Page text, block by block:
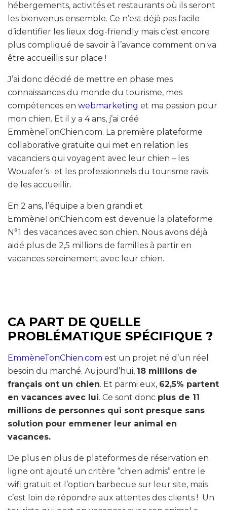
hébergements, activités et restaurants où ils seront
les bienvenus ensemble. Ce n’est déjà pas facile
d’identifier les lieux dog-friendly mais c’est encore
plus compliqué de savoir à l’avance comment on va
être accueillis sur place !
J’ai donc décidé de mettre en phase mes
connaissances du monde du tourisme, mes
compétences en webmarketing et ma passion pour
mon chien. Et il y a 4 ans, j’ai créé
EmmèneTonChien.com. La première plateforme
collaborative gratuite qui met en relation les
vacanciers qui voyagent avec leur chien – les
Wouafer’s- et les professionnels du tourisme ravis
de les accueillir.
En 2 ans, l’équipe a bien grandi et
EmmèneTonChien.com est devenue la plateforme
N°1 des vacances avec son chien. Nous avons déjà
aidé plus de 2,5 millions de familles à partir en
vacances sereinement avec leur chien.
CA PART DE QUELLE
PROBLÉMATIQUE SPÉCIFIQUE ?
EmmèneTonChien.com est un projet né d’un réel
besoin du marché. Aujourd’hui, 18 millions de
français ont un chien. Et parmi eux, 62,5% partent
en vacances avec lui. Ce sont donc plus de 11
millions de personnes qui sont presque sans
solution pour emmener leur animal en
vacances.
De plus en plus de plateformes de réservation en
ligne ont ajouté un critère “chien admis” entre le
wifi gratuit et l’option barbecue sur leur site, mais
c’est loin de répondre aux attentes des clients ! Un